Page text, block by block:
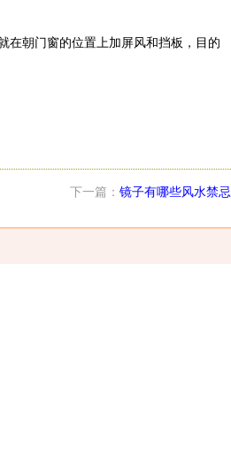
在朝门窗的位置上加屏风和挡板，目的
下一篇： 镜子有哪些风水禁忌